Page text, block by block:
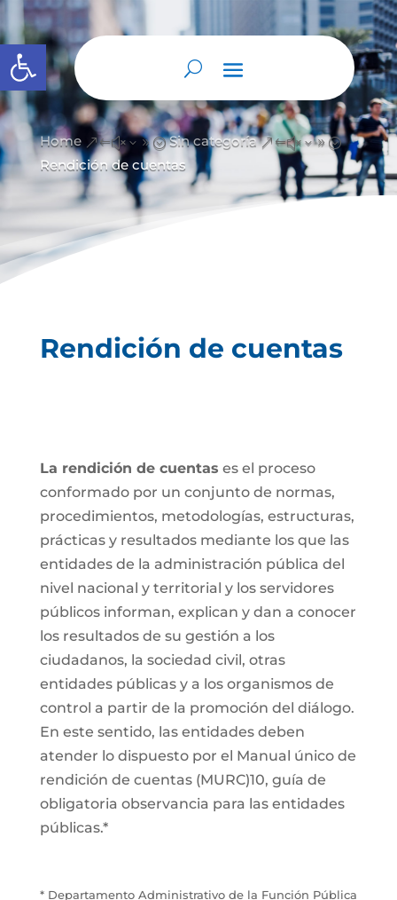
Abrir barra de herramientas
Home &#x39; Sin categoría &#x39;
Rendición de cuentas
Rendición de cuentas
La rendición de cuentas es el proceso
conformado por un conjunto de normas,
procedimientos, metodologías, estructuras,
prácticas y resultados mediante los que las
entidades de la administración pública del
nivel nacional y territorial y los servidores
públicos informan, explican y dan a conocer
los resultados de su gestión a los
ciudadanos, la sociedad civil, otras
entidades públicas y a los organismos de
control a partir de la promoción del diálogo.
En este sentido, las entidades deben
atender lo dispuesto por el Manual único de
rendición de cuentas (MURC)10, guía de
obligatoria observancia para las entidades
públicas.*
* Departamento Administrativo de la Función Pública